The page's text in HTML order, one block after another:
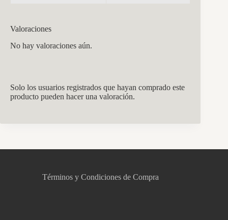
Valoraciones
No hay valoraciones aún.
Solo los usuarios registrados que hayan comprado este
producto pueden hacer una valoración.
Términos y Condiciones de Compra
Asistente virtual · En línea